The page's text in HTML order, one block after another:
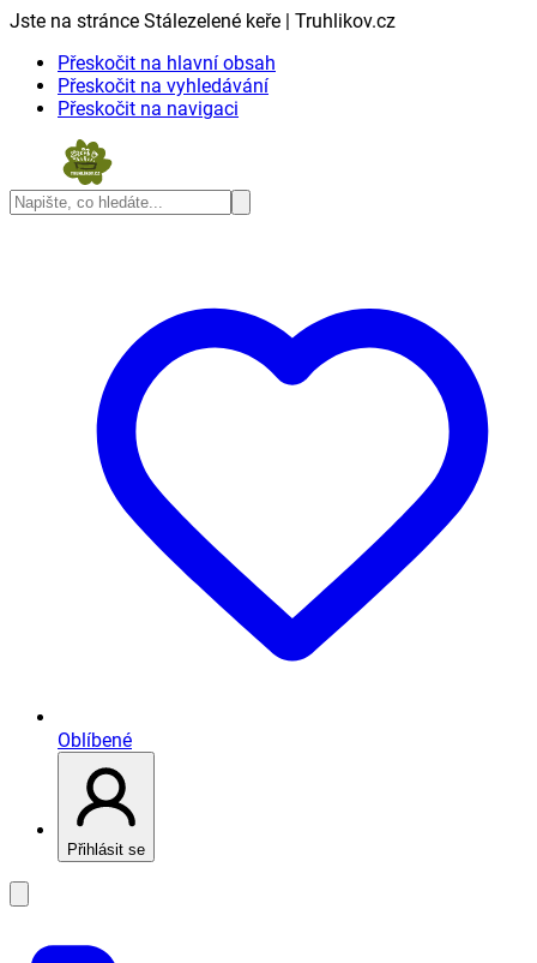
Jste na stránce Stálezelené keře | Truhlikov.cz
Přeskočit na hlavní obsah
Přeskočit na vyhledávání
Přeskočit na navigaci
Oblíbené
Přihlásit se